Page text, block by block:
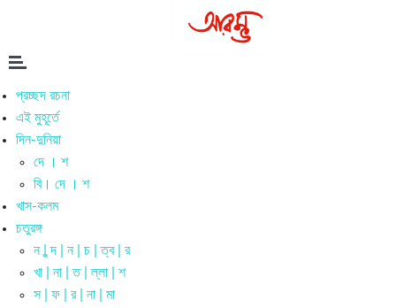
প্রচ্ছদ রচনা
এই মুহূর্তে
দিন-দুনিয়া
দে । শ
বি। দে । শ
খাস-কলম
চতুরঙ্গ
ন | ন্দ | ন | চ | ত্ব | র
খা | না | ত | ল্লা | শ
স | ফ | র | না | মা